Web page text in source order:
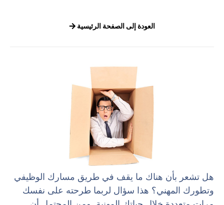
العودة إلى الصفحة الرئيسية
هل تشعر بأن هناك ما يقف في طريق مسارك الوظيفي
وتطورك المهني؟ هذا سؤال لربما طرحته على نفسك